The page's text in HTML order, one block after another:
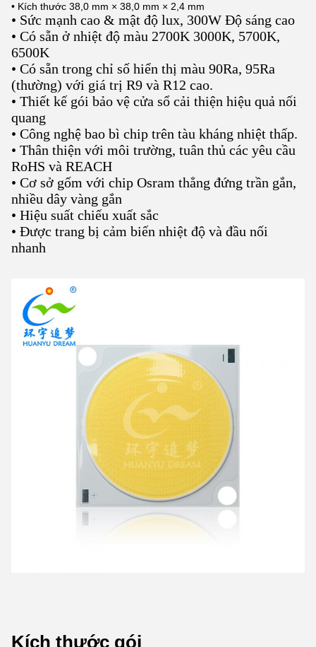
• Kích thước 38,0 mm × 38,0 mm × 2,4 mm
• Sức mạnh cao & mật độ lux, 300W Độ sáng cao
• Có sẵn ở nhiệt độ màu 2700K 3000K, 5700K,
6500K
• Có sẵn trong chỉ số hiển thị màu 90Ra, 95Ra
(thường) với giá trị R9 và R12 cao.
• Thiết kế gói bảo vệ cửa sổ cải thiện hiệu quả nối
quang
• Công nghệ bao bì chip trên tàu kháng nhiệt thấp.
• Thân thiện với môi trường, tuân thủ các yêu cầu
RoHS và REACH
• Cơ sở gốm với chip Osram thẳng đứng trần gắn,
nhiều dây vàng gắn
• Hiệu suất chiếu xuất sắc
• Được trang bị cảm biến nhiệt độ và đầu nối
nhanh
Kích thước gói